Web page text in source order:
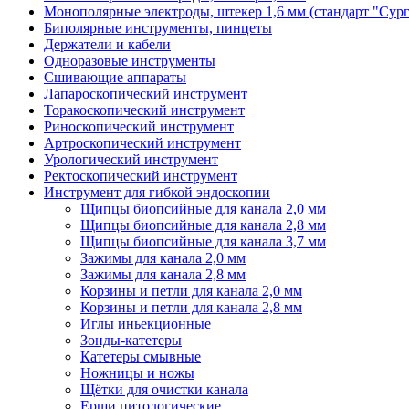
Монополярные электроды, штекер 1,6 мм (стандарт
Биполярные инструменты, пинцеты
Держатели и кабели
Одноразовые инструменты
Сшивающие аппараты
Лапароскопический инструмент
Торакоскопический инструмент
Риноскопический инструмент
Артроскопический инструмент
Урологический инструмент
Ректоскопический инструмент
Инструмент для гибкой эндоскопии
Щипцы биопсийные для канала 2,0 мм
Щипцы биопсийные для канала 2,8 мм
Щипцы биопсийные для канала 3,7 мм
Зажимы для канала 2,0 мм
Зажимы для канала 2,8 мм
Корзины и петли для канала 2,0 мм
Корзины и петли для канала 2,8 мм
Иглы иньекционные
Зонды-катетеры
Катетеры смывные
Ножницы и ножы
Щётки для очистки канала
Ерши цитологические